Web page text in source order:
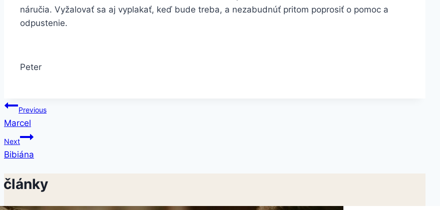
náručia. Vyžalovať sa aj vyplakať, keď bude treba, a nezabudnúť pritom poprosiť o pomoc a
odpustenie.
Peter
Navigácia
v
článku
Previous
Marcel
Next
Bibiána
články